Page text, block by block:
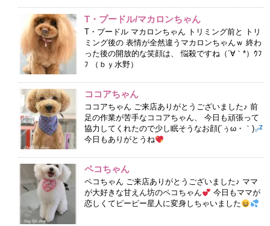
T・プードル/マカロンちゃん
T・プードル マカロンちゃん トリミング前と トリ
ミング後の 表情が全然違うマカロンちゃんｗ 終わ
った後の開放的な笑顔は、 悩殺ですね（´∀｀*）ｳﾌ
ﾌ （ｂｙ水野）
ココアちゃん
ココアちゃん ご来店ありがとうございました♪ 前
足の作業が苦手なココアちゃん、 今日も頑張って
協力してくれたので少し眠そうなお顔(´ぅω・｀)
今日もありがとうね
ペコちゃん
ペコちゃん ご来店ありがとうございました♪ ママ
が大好きな甘えん坊のペコちゃん
今日もママが
恋しくてピーピー星人に変身しちゃいました